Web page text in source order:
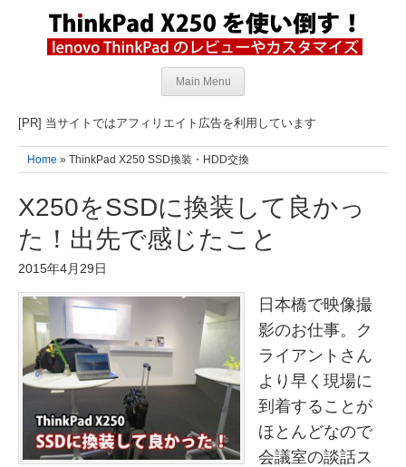
Main Menu
[PR] 当サイトではアフィリエイト広告を利用しています
Home » ThinkPad X250 SSD換装・HDD交換
X250をSSDに換装して良かっ
た！出先で感じたこと
2015年4月29日
日本橋で映像撮
影のお仕事。ク
ライアントさん
より早く現場に
到着することが
ほとんどなので
会議室の談話ス